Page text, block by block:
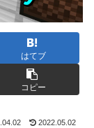
はてブ
コピー
2022.05.02